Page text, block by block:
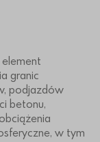
granic
podjazdów
betonu,
w tym